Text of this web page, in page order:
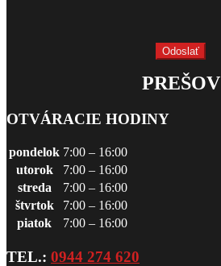
PREŠOV
OTVÁRACIE HODINY
pondelok 7:00 – 16:00
utorok
7:00 – 16:00
streda
7:00 – 16:00
štvrtok
7:00 – 16:00
piatok
7:00 – 16:00
TEL.: 0944 274 620